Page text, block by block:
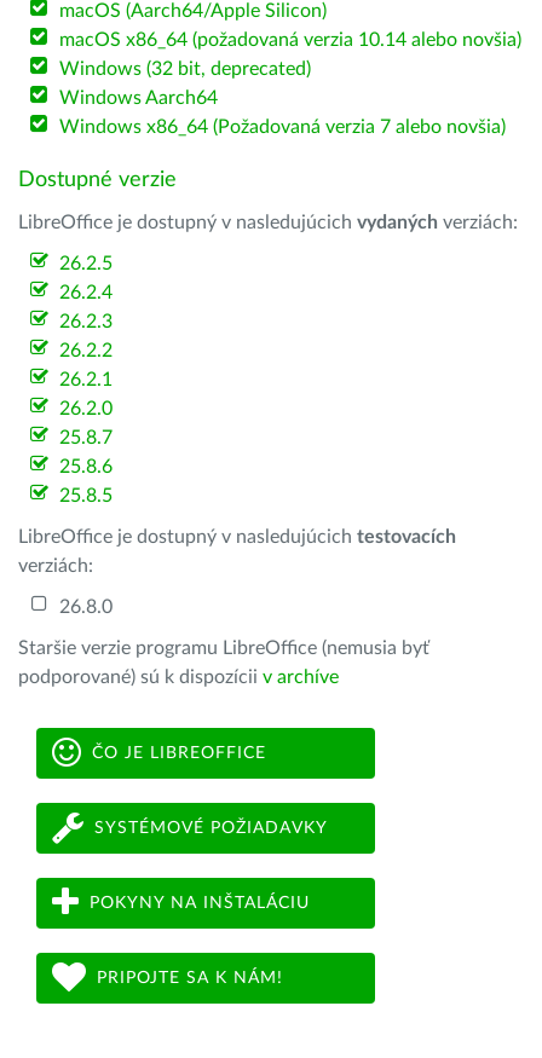
macOS (Aarch64/Apple Silicon)
macOS x86_64 (požadovaná verzia 10.14 alebo novšia)
Windows (32 bit, deprecated)
Windows Aarch64
Windows x86_64 (Požadovaná verzia 7 alebo novšia)
Dostupné verzie
LibreOffice je dostupný v nasledujúcich vydaných verziách:
26.2.5
26.2.4
26.2.3
26.2.2
26.2.1
26.2.0
25.8.7
25.8.6
25.8.5
LibreOffice je dostupný v nasledujúcich testovacích
verziách:
26.8.0
Staršie verzie programu LibreOffice (nemusia byť
podporované) sú k dispozícii v archíve
ČO JE LIBREOFFICE
SYSTÉMOVÉ POŽIADAVKY
POKYNY NA INŠTALÁCIU
PRIPOJTE SA K NÁM!